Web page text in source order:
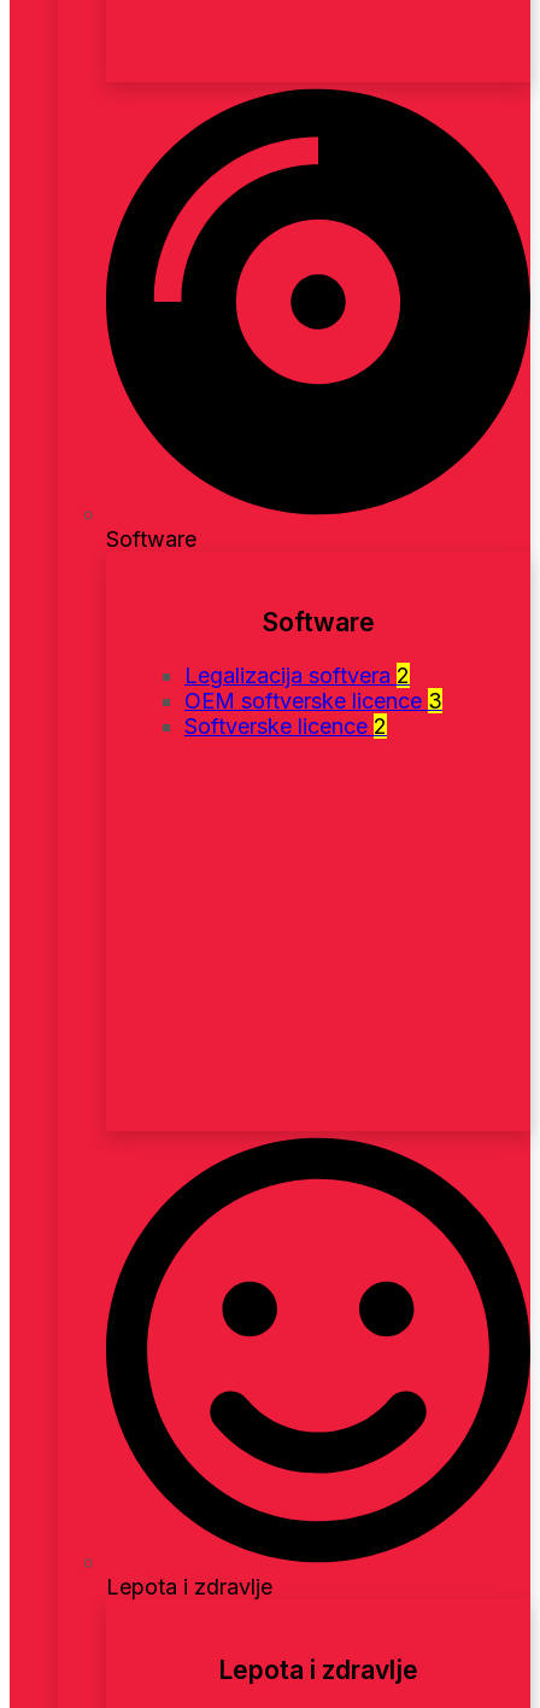
Software
Software
Legalizacija softvera 2
OEM softverske licence 3
Softverske licence 2
Lepota i zdravlje
Lepota i zdravlje